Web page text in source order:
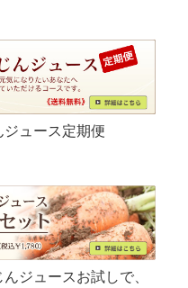
ュース定期便
ジュースお試しで、